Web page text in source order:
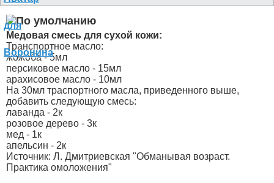
Медовая смесь для сухой кожи:
Транспортное масло:
жожоба - 5мл
персиковое масло - 15мл
арахисовое масло - 10мл
На 30мл траспортного масла, приведенного выше,
добавить следующую смесь:
лаванда - 2к
розовое дерево - 3к
мед - 1к
апельсин - 2к
Источник: Л. Дмитриевская "Обманывая возраст.
Практика омоложения"